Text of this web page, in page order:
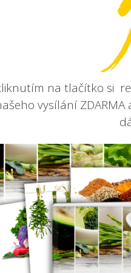
na tlačítko si
vysílání